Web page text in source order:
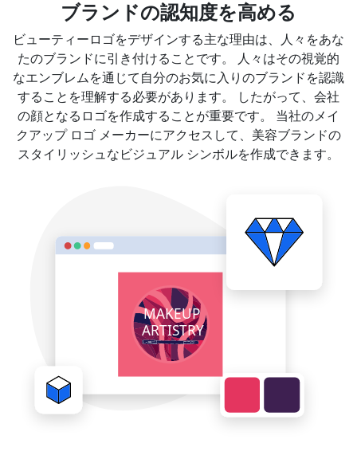
ブランドの認知度を高める
ビューティーロゴをデザインする主な理由は、人々をあな
たのブランドに引き付けることです。 人々はその視覚的
なエンブレムを通じて自分のお気に入りのブランドを認識
することを理解する必要があります。 したがって、会社
の顔となるロゴを作成することが重要です。 当社のメイ
クアップ ロゴ メーカーにアクセスして、美容ブランドの
スタイリッシュなビジュアル シンボルを作成できます。